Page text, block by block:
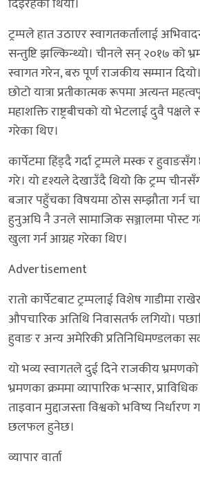
दिइरहेको थियो।
ट्रम्पले हात उठाएर स्वागतकर्तालाई
सन्तुष्टि झल्किन्थ्यो। चीनले सन् २०१७ को
स्वागत गरेन, बरु पूर्ण राजकीय सम्मान
छोटो यात्रा प्रतीकात्मक रूपमा अत्यन्त
महाशक्ति राष्ट्रबीचको यो भेटलाई दुवै पक्षले
गरेका थिए।
कार्पेटमा हिंड्दै गर्दा ट्रम्पले मस्क र
गरे। यो दृश्यले देखाउँदै थियो कि ट्रम्प चीनसँग
बजार पहुँचका विषयमा ठोस सम्झौता गर्न
हुनुअघि नै उनले सामाजिक सञ्जालमा पोस्ट
खुला गर्न आग्रह गरेका थिए।
Advertisement
रातो कार्पेटबाट ट्रम्पलाई विशेष गाडीमा
औपचारिक अतिथि निवासतर्फ लगियो।
हुवाङ र अन्य अमेरिकी प्रतिनिधिमण्डलका
यो भव्य स्वागतले दुई दिने राजकीय
भ्रमणका क्रममा व्यापारिक भन्सार, प्राविधिक
ताइवान मुद्दाजस्ता विश्वको भविष्य निर्धारण
छलफल हुनेछ।
व्यापार वार्ता